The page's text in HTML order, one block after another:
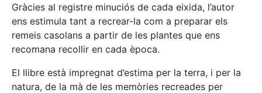
Gràcies al registre minuciós de cada eixida, l’autor
ens estimula tant a recrear-la com a preparar els
remeis casolans a partir de les plantes que ens
recomana recollir en cada època.
El llibre està impregnat d’estima per la terra, i per la
natura, de la mà de les memòries recreades per